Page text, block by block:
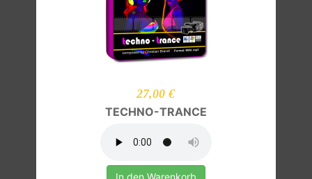
27,00 €
TECHNO-TRANCE